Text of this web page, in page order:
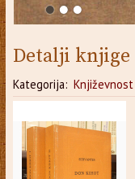
Detalji knjige
Kategorija: Književnost